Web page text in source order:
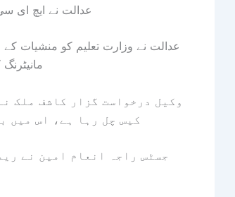
عدالت نے ایچ ای
عدالت نے وزارت تعلیم کو منشیات
وکیل درخواست گزار کاشف ملک
کیس چل رہا ہے، اس میں
جسٹس راجہ انعام امین نے